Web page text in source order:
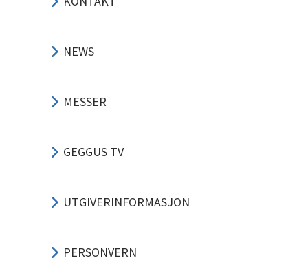
NEWS
MESSER
GEGGUS TV
UTGIVERINFORMASJON
PERSONVERN